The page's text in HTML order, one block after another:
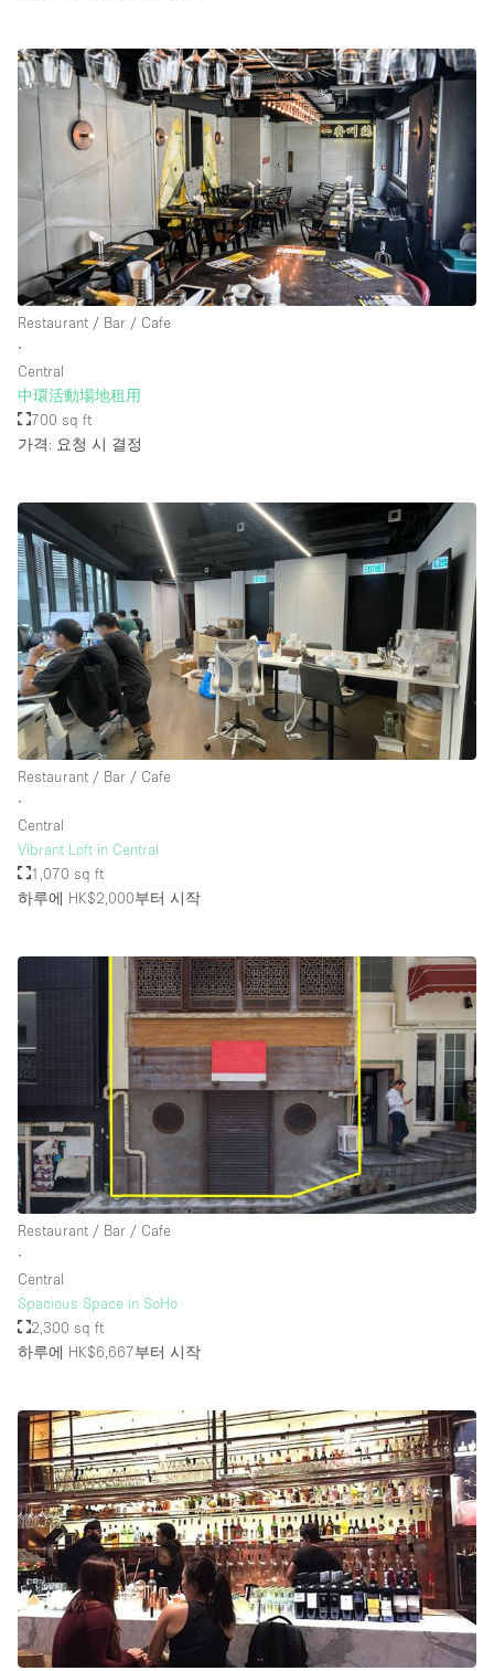
Restaurant / Bar / Cafe
∙
Central
中環活動場地租用
700 sq ft
가격: 요청 시 결정
Restaurant / Bar / Cafe
∙
Central
Vibrant Loft in Central
1,070 sq ft
하루에 HK$2,000부터 시작
Restaurant / Bar / Cafe
∙
Central
Spacious Space in SoHo
2,300 sq ft
하루에 HK$6,667부터 시작